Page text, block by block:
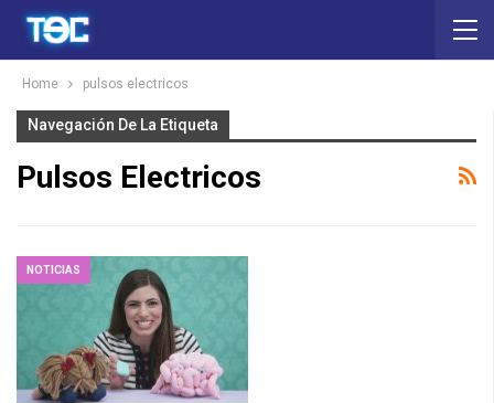
Home pulsos electricos
Navegación De La Etiqueta
Pulsos Electricos
NOTICIAS